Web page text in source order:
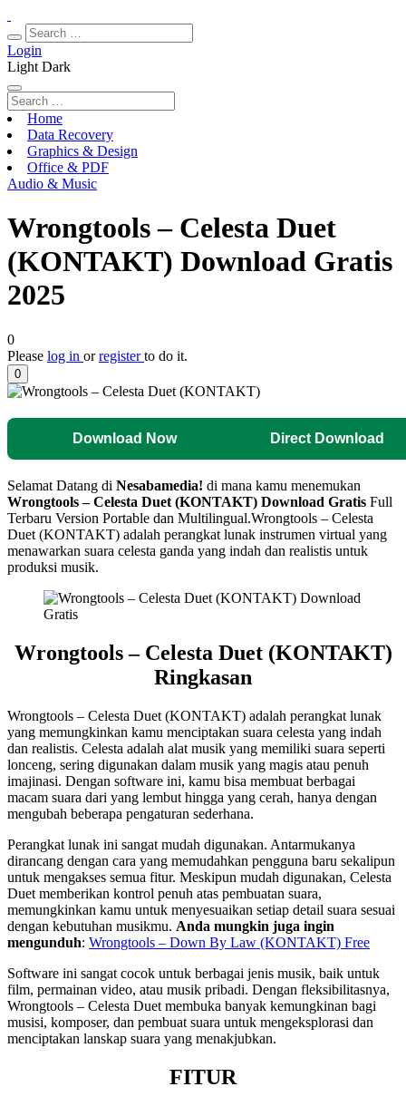
Login
Light Dark
Home
Data Recovery
Graphics & Design
Office & PDF
Audio & Music
Wrongtools – Celesta Duet
(KONTAKT) Download Gratis
2025
0
Please log in orregisterto do it.
0
Download Now Direct Download
Selamat Datang di Nesabamedia! di mana kamu menemukan
Wrongtools – Celesta Duet (KONTAKT) Download Gratis Full
Terbaru Version Portable dan Multilingual.Wrongtools – Celesta
Duet (KONTAKT) adalah perangkat lunak instrumen virtual yang
menawarkan suara celesta ganda yang indah dan realistis untuk
produksi musik.
Wrongtools – Celesta Duet (KONTAKT)
Ringkasan
Wrongtools – Celesta Duet (KONTAKT) adalah perangkat lunak
yang memungkinkan kamu menciptakan suara celesta yang indah
dan realistis. Celesta adalah alat musik yang memiliki suara seperti
lonceng, sering digunakan dalam musik yang magis atau penuh
imajinasi. Dengan software ini, kamu bisa membuat berbagai
macam suara dari yang lembut hingga yang cerah, hanya dengan
mengubah beberapa pengaturan sederhana.
Perangkat lunak ini sangat mudah digunakan. Antarmukanya
dirancang dengan cara yang memudahkan pengguna baru sekalipun
untuk mengakses semua fitur. Meskipun mudah digunakan, Celesta
Duet memberikan kontrol penuh atas pembuatan suara,
memungkinkan kamu untuk menyesuaikan setiap detail suara sesuai
dengan kebutuhan musikmu. Anda mungkin juga ingin
mengunduh: Wrongtools – Down By Law (KONTAKT) Free
Software ini sangat cocok untuk berbagai jenis musik, baik untuk
film, permainan video, atau musik pribadi. Dengan fleksibilitasnya,
Wrongtools – Celesta Duet membuka banyak kemungkinan bagi
musisi, komposer, dan pembuat suara untuk mengeksplorasi dan
menciptakan lanskap suara yang menakjubkan.
FITUR